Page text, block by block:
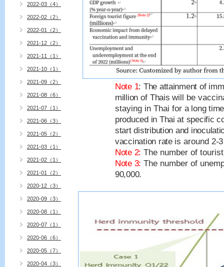
Note 1: The attainment of
million of Thaiswill be
staying in Thai for a long
produced in Thai at specific
start distribution and
vaccination rate is around 2-
Note 2: The number of
Note 3: The number of
90,000.
2022-03（4）
2022-02（2）
2022-01（2）
2021-12（2）
2021-11（1）
2021-10（1）
2021-09（2）
2021-08（6）
2021-07（1）
2021-06（3）
2021-05（2）
2021-03（1）
2021-02（1）
2021-01（2）
2020-12（3）
2020-09（3）
2020-08（1）
2020-07（1）
2020-06（6）
2020-05（7）
2020-04（3）